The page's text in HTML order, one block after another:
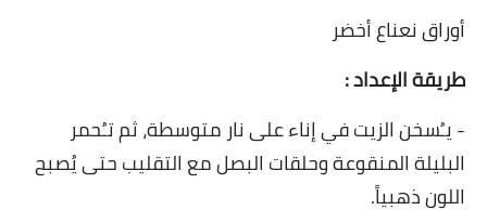
كُتب وصفات مجاني
أوراق نعناع أخضر
طريقة الإعداد :
-يـُسخن الزيت في إناء على نار متوسطة، ثم تـُحمر
البليلة المنقوعة وحلقات البصل مع التقليب حتى يُصبح
اللون ذهبياً.